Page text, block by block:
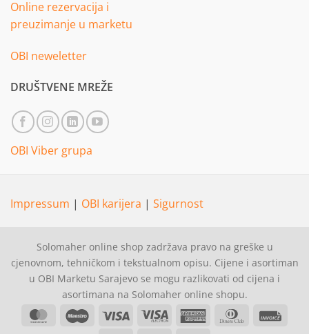
Online rezervacija i
preuzimanje u marketu
OBI neweletter
DRUŠTVENE MREŽE
OBI Viber grupa
Impressum | OBI karijera | Sigurnost
Solomaher online shop zadržava pravo na greške u
cjenovnom, tehničkom i tekstualnom opisu. Cijene i asortiman
u OBI Marketu Sarajevo se mogu razlikovati od cijena i
asortimana na Solomaher online shopu.
MasterCardMaestro Visa
Visa
American Dinners